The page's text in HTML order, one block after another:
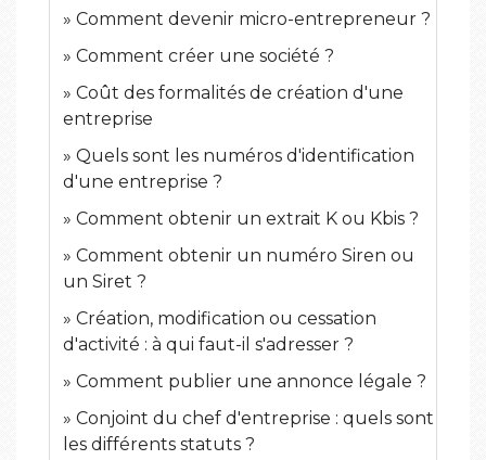
Comment devenir micro-entrepreneur ?
Comment créer une société ?
Coût des formalités de création d'une
entreprise
Quels sont les numéros d'identification
d'une entreprise ?
Comment obtenir un extrait K ou Kbis ?
Comment obtenir un numéro Siren ou
un Siret ?
Création, modification ou cessation
d'activité : à qui faut-il s'adresser ?
Comment publier une annonce légale ?
Conjoint du chef d'entreprise : quels sont
les différents statuts ?